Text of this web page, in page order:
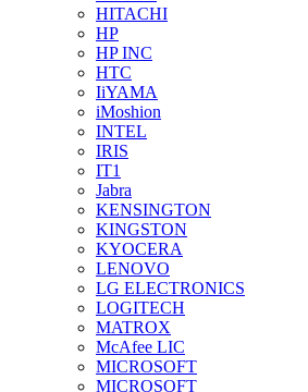
HITACHI
HP
HP INC
HTC
IiYAMA
iMoshion
INTEL
IRIS
IT1
Jabra
KENSINGTON
KINGSTON
KYOCERA
LENOVO
LG ELECTRONICS
LOGITECH
MATROX
McAfee LIC
MICROSOFT
MICROSOFT